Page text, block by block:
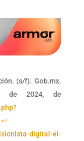
(s/f). Gob.mx.
de 2024, de
↩︎
digital-el-